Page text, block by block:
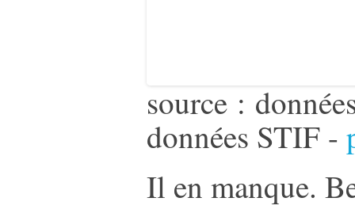
source :
données STIF -
Il en manque.